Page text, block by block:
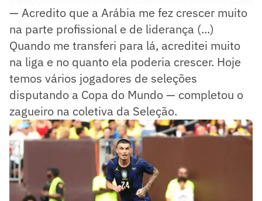
— Acredito que a Arábia me fez crescer muito
na parte profissional e de liderança (...)
Quando me transferi para lá, acreditei muito
na liga e no quanto ela poderia crescer. Hoje
temos vários jogadores de seleções
disputando a Copa do Mundo — completou o
zagueiro na coletiva da Seleção.